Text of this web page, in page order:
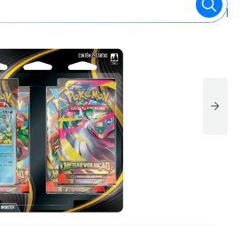
Jogo de Cartas